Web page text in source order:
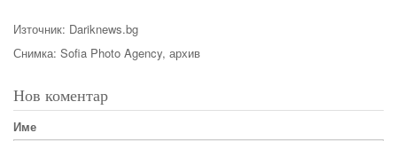
Източник: Dariknews.bg
Снимка: Sofia Photo Agency, архив
Нов коментар
Име